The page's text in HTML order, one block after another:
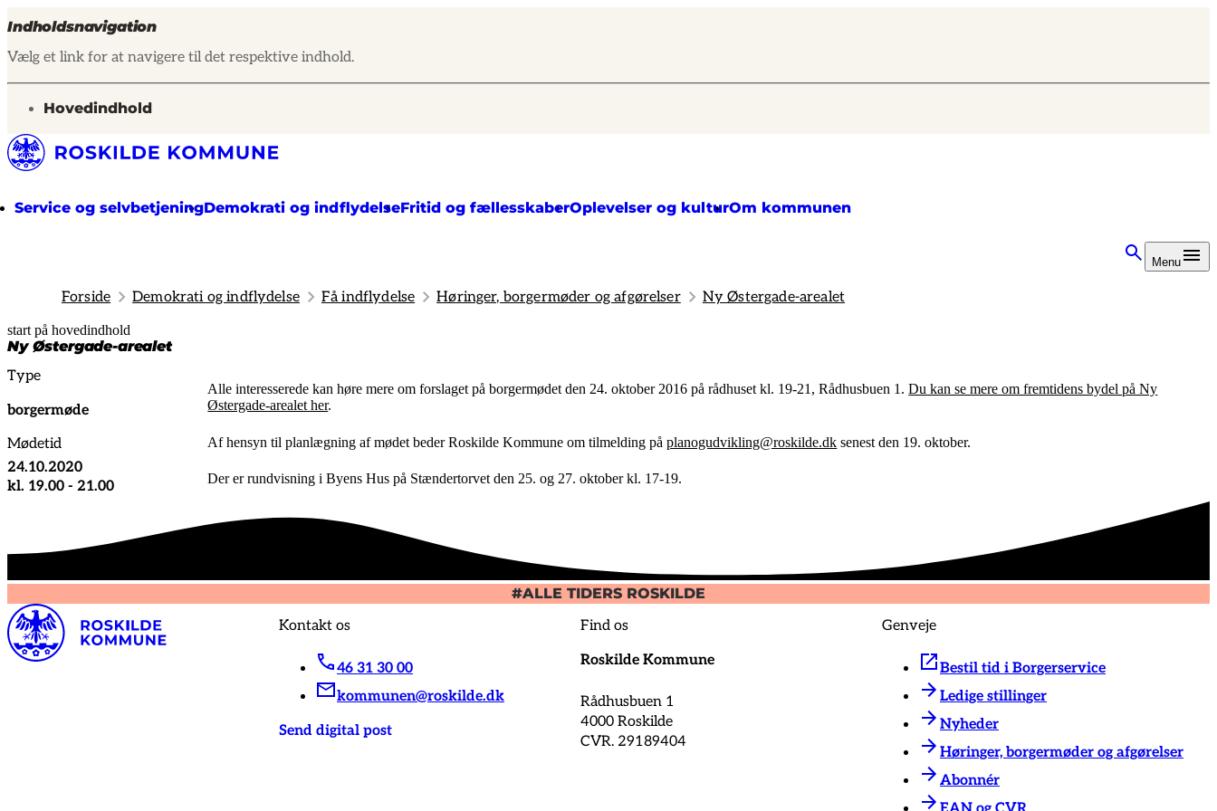
Indholdsnavigation
Vælg et link for at navigere til det respektive indhold.
gå til
Hovedindhold
Service og selvbetjeningDemokrati og indflydelseFritid og fællesskaberOplevelser og kulturOm kommunen
Menu
Forside Demokrati og indflydelse Få indflydelse Høringer, borgermøder og afgørelser Ny Østergade-arealet
start på hovedindhold
Ny Østergade-arealet
senest opdateret 14. februar 2025
Type
borgermøde
Mødetid
24.10.2020
kl. 19.00 - 21.00
Alle interesserede kan høre mere om forslaget på borgermødet den 24. oktober 2016 på rådhuset kl. 19-21, Rådhusbuen 1.Du kan se mere om fremtidens bydel på Ny
Østergade-arealet her.
Af hensyn til planlægning af mødet beder Roskilde Kommune om tilmelding påplanogudvikling@roskilde.dk senest den 19. oktober.
Der er rundvisning i Byens Hus på Stændertorvet den 25. og 27. oktober kl. 17-19.
#ALLE TIDERS ROSKILDE
Kontakt os
46 31 30 00
kommunen@roskilde.dk
Send digital post
Find os
Roskilde Kommune
Rådhusbuen 1
4000 Roskilde
CVR. 29189404
Genveje
Bestil tid i Borgerservice
Ledige stillinger
Nyheder
Høringer, borgermøder og afgørelser
Abonnér